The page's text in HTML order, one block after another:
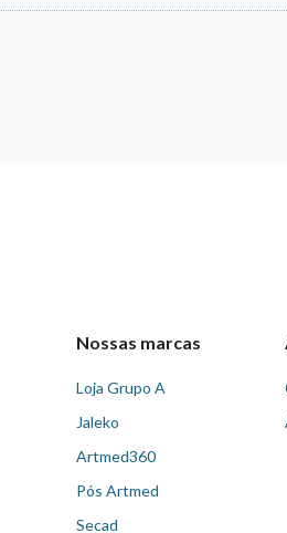
Nossas marcas
Loja Grupo A
Jaleko
Artmed360
Pós Artmed
Secad